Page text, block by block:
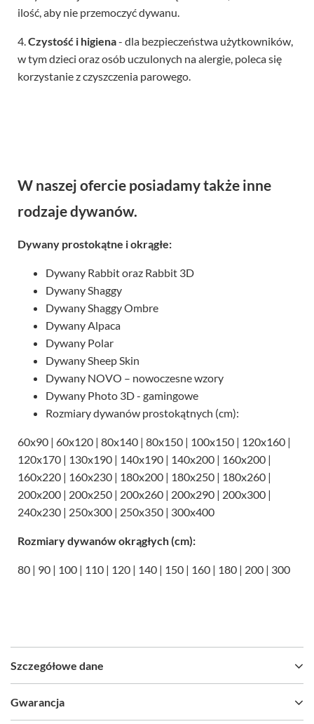
ilość, aby nie przemoczyć dywanu.
4.Czystość i higiena- dla bezpieczeństwa użytkowników,
w tym dzieci oraz osób uczulonych na alergie, poleca się
korzystanie z czyszczenia parowego.
W naszej ofercie posiadamy także inne
rodzaje dywanów.
Dywany prostokątne i okrągłe:
Dywany Rabbit oraz Rabbit 3D
Dywany Shaggy
Dywany Shaggy Ombre
Dywany Alpaca
Dywany Polar
Dywany Sheep Skin
Dywany NOVO – nowoczesne wzory
Dywany Photo 3D - gamingowe
Rozmiary dywanów prostokątnych (cm):
60x90 | 60x120 | 80x140 | 80x150 | 100x150 | 120x160 |
120x170 | 130x190 | 140x190 | 140x200 | 160x200 |
160x220 | 160x230 | 180x200 | 180x250 | 180x260 |
200x200 | 200x250 | 200x260 | 200x290 | 200x300 |
240x230 | 250x300 | 250x350 | 300x400
Rozmiary dywanów okrągłych (cm):
80 | 90 | 100 | 110 | 120 | 140 | 150 | 160 | 180 | 200 | 300
Szczegółowe dane
Gwarancja